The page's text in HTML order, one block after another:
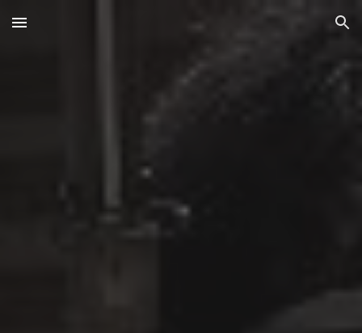
Skip to main content Skip to navigation